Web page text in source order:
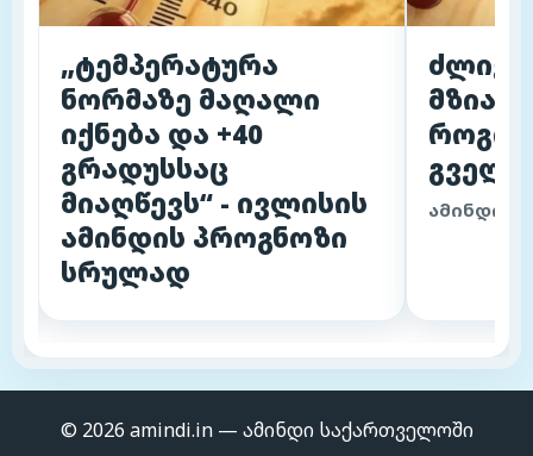
„ტემპერატურა
ნორმაზე მაღალი
იქნება და +40
გრადუსსაც
მიაღწევს“ - ივლისის
ამინდის პროგნოზი
სრულად
ამინდის
© 2026 amindi.in — ამინდი საქართველოში